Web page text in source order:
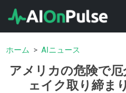
ホーム AIニュース
アメリカの危険で
ェイク取り締ま